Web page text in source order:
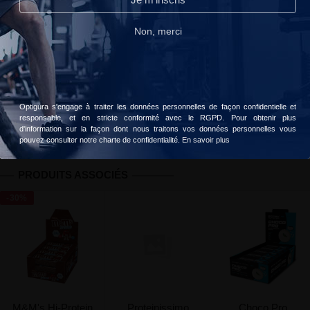
Livraison gratuite dès 49 € d'achats
Votre commande sera livrée le
Informations Avis client Valeurs nutritionnelles
Lire notre politique de confidentialité.
Accepter
Non, merci
Optigura s'engage à traiter les données personnelles de façon confidentielle et
responsable, et en stricte conformité avec le RGPD. Pour obtenir plus
d'information sur la façon dont nous traitons vos données personnelles vous
pouvez consulter notre charte de confidentialité. En savoir plus